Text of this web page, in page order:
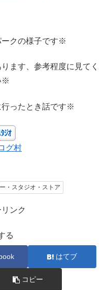
クの様子です※
ます、参考程度に見てく
※
ったとき話です※
グ村
・スタジオ・ストア
ンク
る
はてブ
コピー